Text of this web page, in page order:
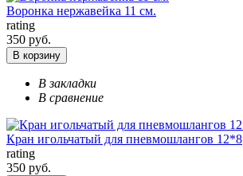
Воронка нержавейка 11 см.
rating
350 руб.
В корзину
В закладки
В сравнение
Кран игольчатый для пневмошлангов 12*8
rating
350 руб.